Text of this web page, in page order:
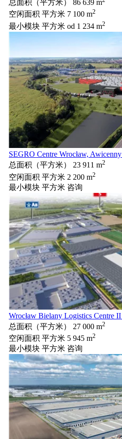
总面积（平方米） 86 639 m
空闲面积 平方米 7 100 m2
最小模块 平方米 od 1 234 m2
SEGRO Centre Wrocław, Awicenny
总面积（平方米）
23 911 m2
空闲面积 平方米 2 200 m2
最小模块 平方米 咨询
Wrocław Bielany Logistics Centre II
总面积（平方米）
27 000 m2
空闲面积 平方米 5 945 m2
最小模块 平方米 咨询